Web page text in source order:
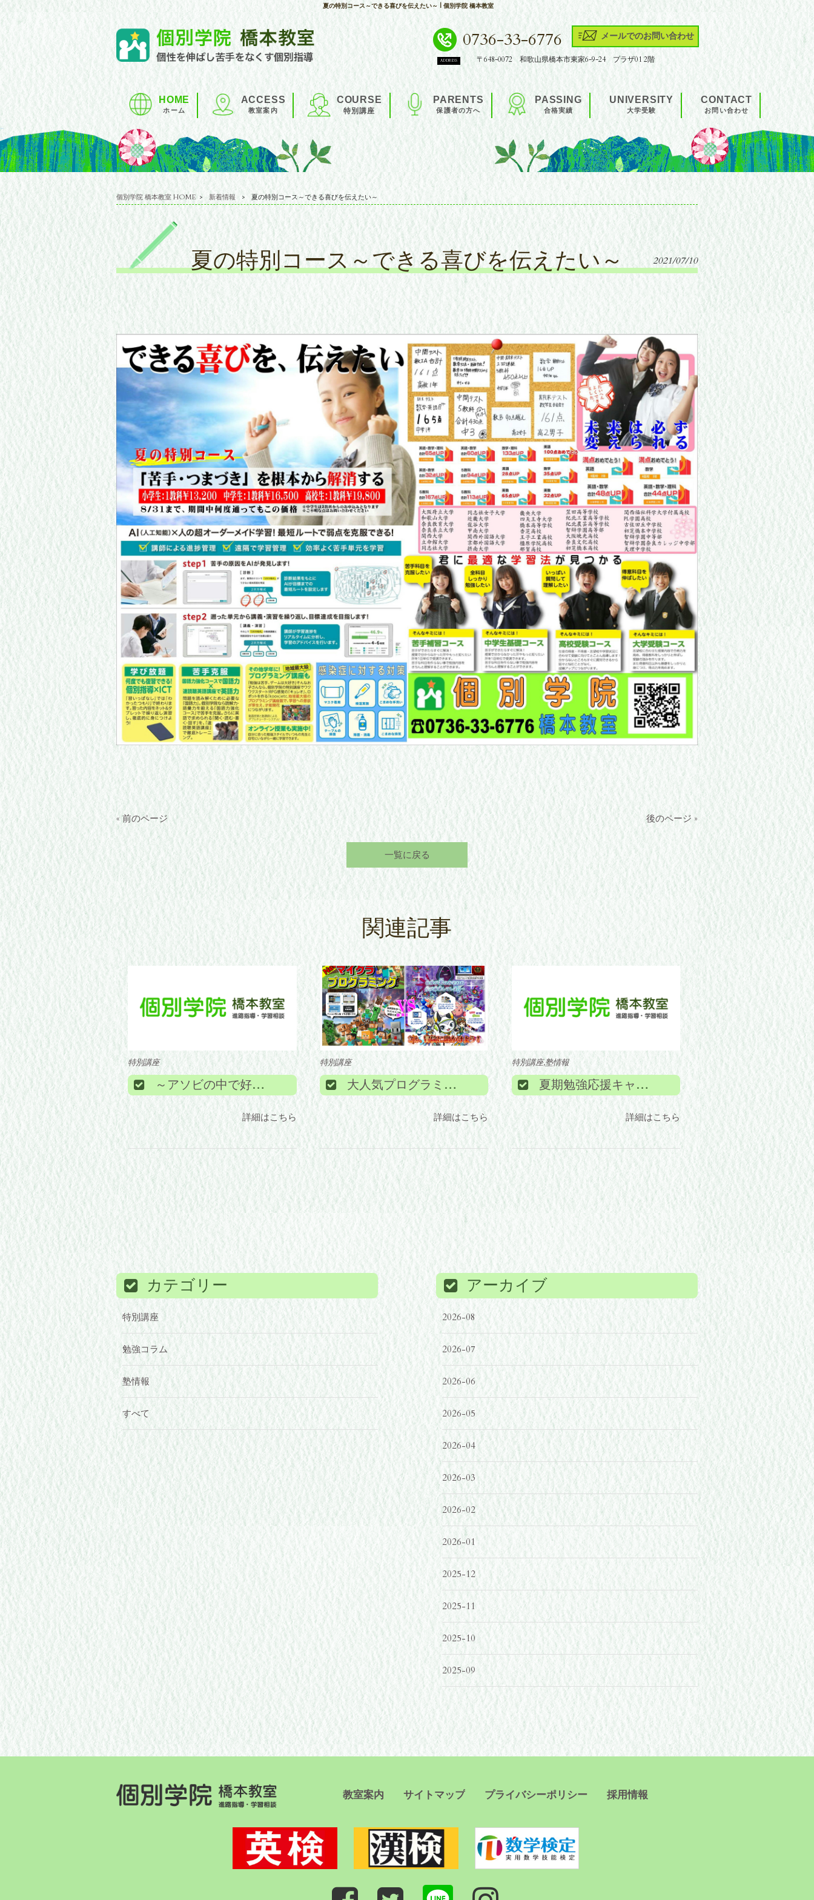
夏の特別コース～できる喜びを伝えたい～ | 個別学院 橋本教室
0736-33-6776 メールでのお問い合わせ
ADDRESS 〒648-0072 和歌山県橋本市東家6-9-24 プラザ01 2階
HOME
ホーム
ACCESS
教室案内
COURSE
特別講座
PARENTS
保護者の方へ
PASSING
合格実績
UNIVERSITY
大学受験
CONTACT
お問い合わせ
個別学院 橋本教室 HOME > 新着情報 > 夏の特別コース～できる喜びを伝えたい～
夏の特別コース～できる喜びを伝えたい～ 2021/07/10
« 前のページ 後のページ »
一覧に戻る
関連記事
特別講座
～アソビの中で好奇心を〝学び〟に変える～『夏の特別講座』
詳細はこちら
特別講座
大人気プログラミング講座の無料受講のお知らせ！
詳細はこちら
特別講座,塾情報
夏期勉強応援キャンペーンのお知らせ！
詳細はこちら
カテゴリー
特別講座
勉強コラム
塾情報
すべて
アーカイブ
2026-08
2026-07
2026-06
2026-05
2026-04
2026-03
2026-02
2026-01
2025-12
2025-11
2025-10
2025-09
教室案内 サイトマップ プライバシーポリシー 採用情報